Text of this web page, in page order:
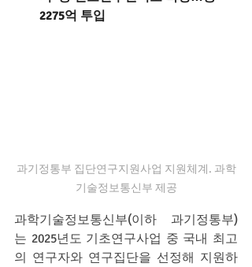
2275억 투입
과기정통부 집단연구지원사업 지원체계. 과학
기술정보통신부 제공
과학기술정보통신부(이하 과기정통부)
는 2025년도 기초연구사업 중 국내 최고
의 연구자와 연구집단을 선정해 지원하